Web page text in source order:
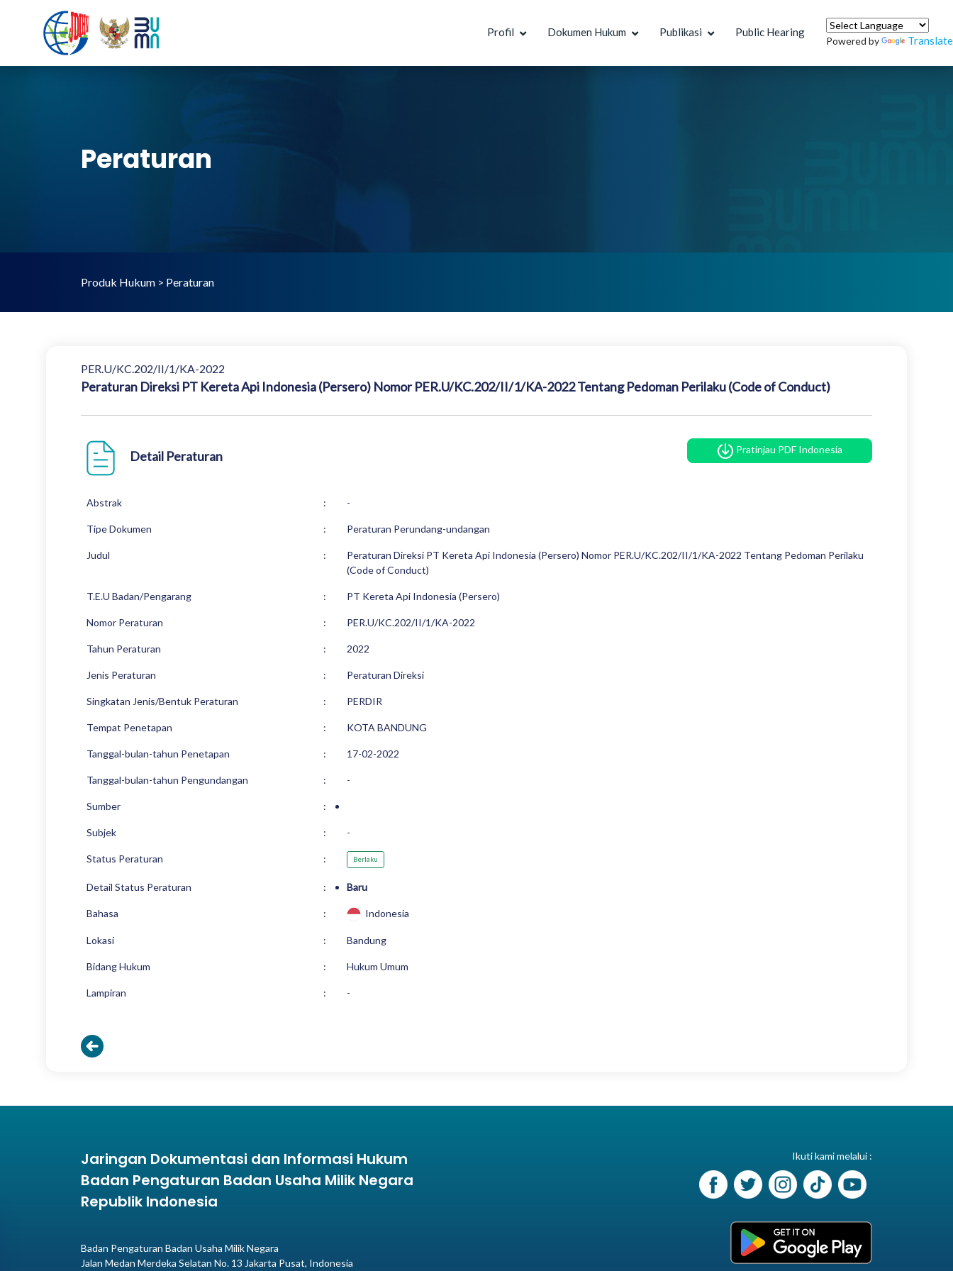
Profil Dokumen Hukum Publikasi Public Hearing
Powered by Translate
Peraturan
Produk Hukum > Peraturan
PER.U/KC.202/II/1/KA-2022
Peraturan Direksi PT Kereta Api Indonesia (Persero) Nomor PER.U/KC.202/II/1/KA-2022 Tentang Pedoman Perilaku (Code of Conduct)
Detail Peraturan Pratinjau PDF Indonesia
Abstrak : -
Tipe Dokumen : Peraturan Perundang-undangan
Judul :
Peraturan Direksi PT Kereta Api Indonesia (Persero) Nomor PER.U/KC.202/II/1/KA-2022 Tentang Pedoman Perilaku
(Code of Conduct)
T.E.U Badan/Pengarang : PT Kereta Api Indonesia (Persero)
Nomor Peraturan : PER.U/KC.202/II/1/KA-2022
Tahun Peraturan : 2022
Jenis Peraturan : Peraturan Direksi
Singkatan Jenis/Bentuk Peraturan : PERDIR
Tempat Penetapan : KOTA BANDUNG
Tanggal-bulan-tahun Penetapan : 17-02-2022
Tanggal-bulan-tahun Pengundangan : -
Sumber :
Subjek : -
Status Peraturan : Berlaku
Detail Status Peraturan : Baru
Bahasa : Indonesia
Lokasi : Bandung
Bidang Hukum : Hukum Umum
Lampiran : -
Jaringan Dokumentasi dan Informasi Hukum
Badan Pengaturan Badan Usaha Milik Negara
Republik Indonesia
Badan Pengaturan Badan Usaha Milik Negara
Jalan Medan Merdeka Selatan No. 13 Jakarta Pusat, Indonesia
Ikuti kami melalui :